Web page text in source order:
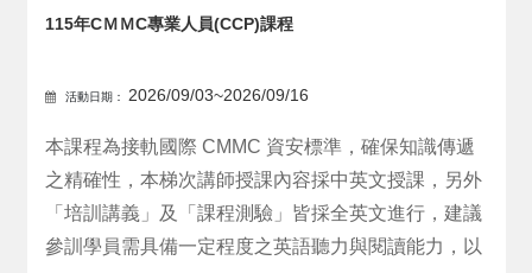
115年CＭＭC專業人員(CCP)課程
活動日期： 2026/09/03~2026/09/16
本課程為接軌國際 CMMC 資安標準，確保知識傳遞
之精確性，本梯次講師授課內容採中英文授課，另外
「培訓講義」及「課程測驗」皆採全英文進行，建議
參訓學員需具備一定程度之英語聽力與閱讀能力，以